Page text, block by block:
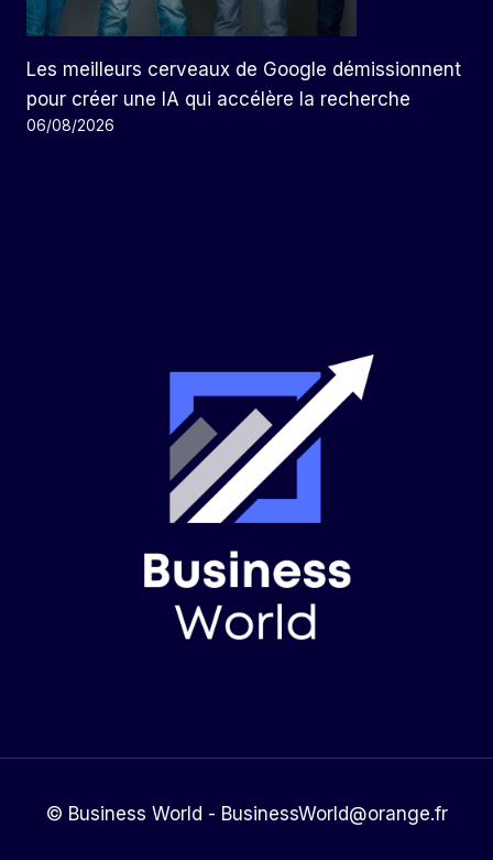
Les meilleurs cerveaux de Google démissionnent
pour créer une IA qui accélère la recherche
06/08/2026
© Business World - BusinessWorld@orange.fr